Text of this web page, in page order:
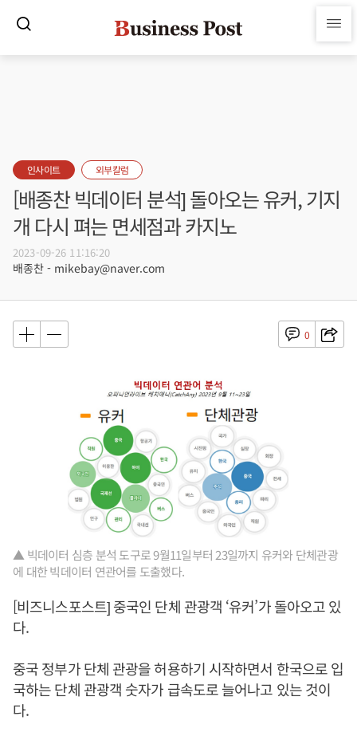
인사이트 외부칼럼
[배종찬 빅데이터 분석] 돌아오는 유커, 기지
개 다시 펴는 면세점과 카지노
2023-09-26 11:16:20
배종찬 - mikebay@naver.com
0
▲ 빅데이터 심층 분석 도구로 9월11일부터 23일까지 유커와 단체관광
에 대한 빅데이터 연관어를 도출했다.
[비즈니스포스트] 중국인 단체 관광객 ‘유커’가 돌아오고 있
다.
중국 정부가 단체 관광을 허용하기 시작하면서 한국으로 입
국하는 단체 관광객 숫자가 급속도로 늘어나고 있는 것이
다.